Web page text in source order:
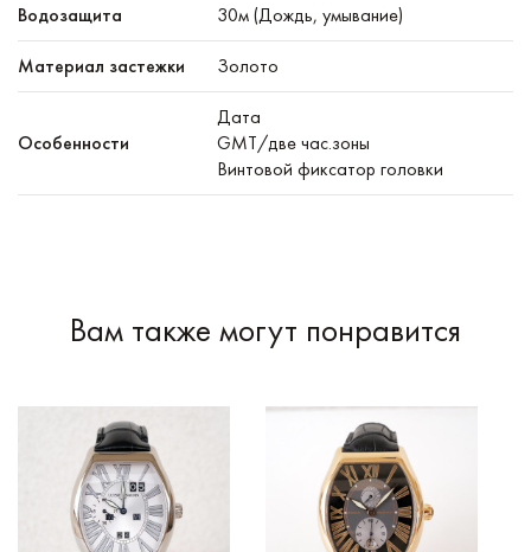
Водозащита 30м (Дождь, умывание)
Материал застежки Золото
Особенности
Дата
GMT/две час.зоны
Винтовой фиксатор головки
Вам также могут понравится